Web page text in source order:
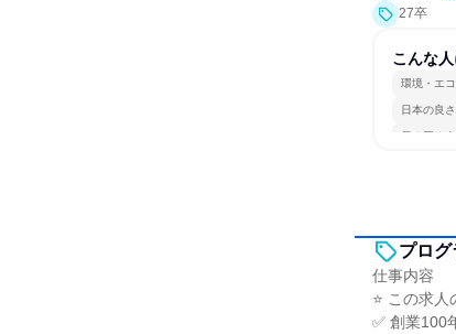
27卒
こんな
環境・エ
日本の良
長く同じ
プロ
仕事内容
⭐ この求人
✅ 創業100